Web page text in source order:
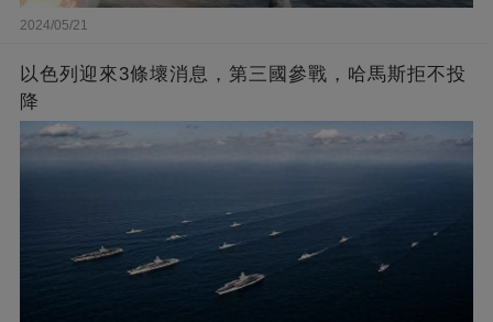
2024/05/21
以色列迎來3條壞消息，第三國參戰，哈馬斯拒不投
降